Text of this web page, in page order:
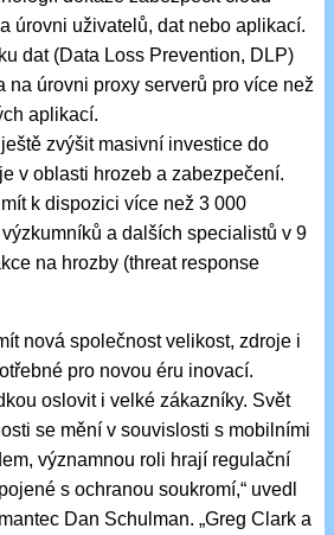
úrovni uživatelů, dat nebo aplikací.
dat (Data Loss Prevention, DLP)
na úrovni proxy serverů pro více než
aplikací.
zvýšit masivní investice do
v oblasti hrozeb a zabezpečení.
k dispozici více než 3 000
a dalších specialistů v 9
na hrozby (threat response
nová společnost velikost, zdroje i
pro novou éru inovací.
oslovit i velké zákazníky. Svět
se mění v souvislosti s mobilními
významnou roli hrají regulační
s ochranou soukromí,“ uvedl
Dan Schulman. „Greg Clark a